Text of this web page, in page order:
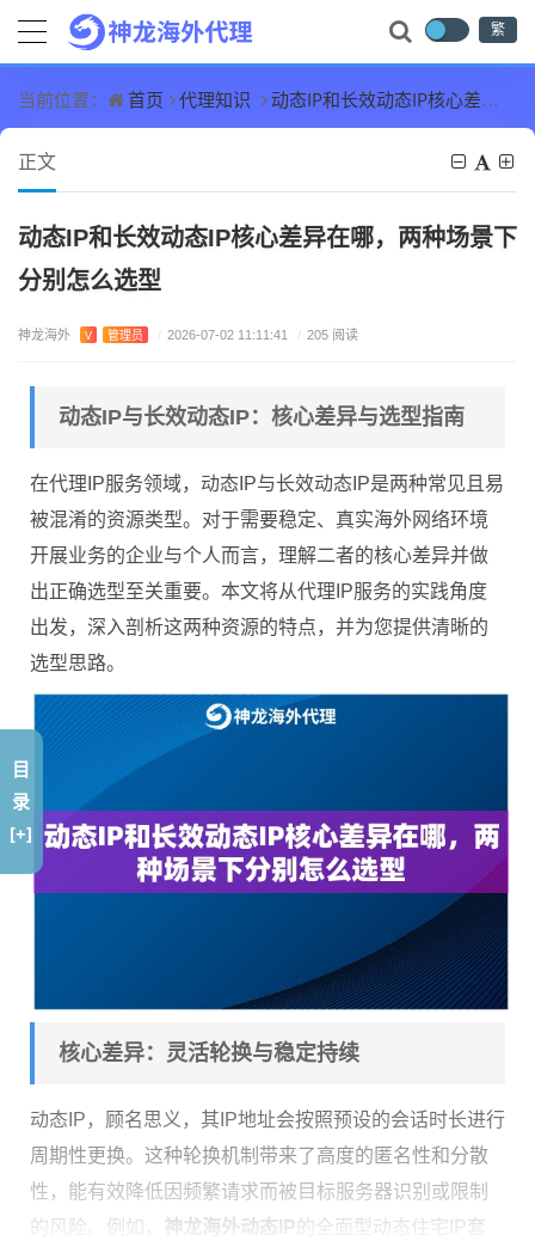
繁
当前位置： 首页 代理知识 动态IP和长效动态IP核心差异在哪，两种场景下分别怎么选型
正文
动态IP和长效动态IP核心差异在哪，两种场景下
分别怎么选型
神龙海外 V 管理员 / 2026-07-02 11:11:41 / 205 阅读
动态IP与长效动态IP：核心差异与选型指南
在代理IP服务领域，动态IP与长效动态IP是两种常见且易
被混淆的资源类型。对于需要稳定、真实海外网络环境
开展业务的企业与个人而言，理解二者的核心差异并做
出正确选型至关重要。本文将从代理IP服务的实践角度
出发，深入剖析这两种资源的特点，并为您提供清晰的
选型思路。
核心差异：灵活轮换与稳定持续
动态IP，顾名思义，其IP地址会按照预设的会话时长进行
周期性更换。这种轮换机制带来了高度的匿名性和分散
性，能有效降低因频繁请求而被目标服务器识别或限制
的风险。例如， 神龙海外动态IP的全面型动态住宅IP套
目
录
[+]